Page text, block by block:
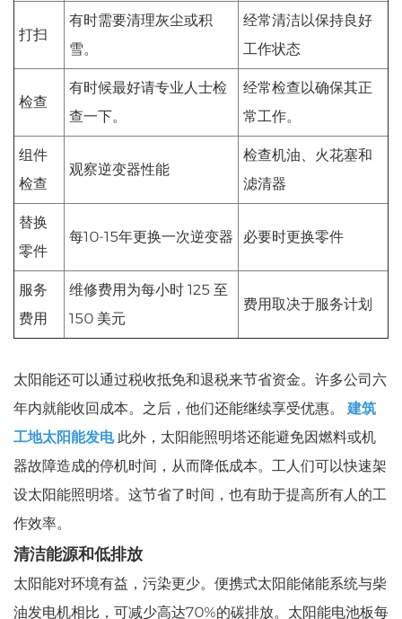
打扫
有时需要清理灰尘或积
雪。
经常清洁以保持良好
工作状态
检查
有时候最好请专业人士检
查一下。
经常检查以确保其正
常工作。
组件
检查
观察逆变器性能
检查机油、火花塞和
滤清器
替换
零件
每10-15年更换一次逆变器 必要时更换零件
服务
费用
维修费用为每小时 125 至
150 美元
费用取决于服务计划
太阳能还可以通过税收抵免和退税来节省资金。许多公司六
年内就能收回成本。之后，他们还能继续享受优惠。 建筑
工地太阳能发电此外，太阳能照明塔还能避免因燃料或机
器故障造成的停机时间，从而降低成本。工人们可以快速架
设太阳能照明塔。这节省了时间，也有助于提高所有人的工
作效率。
清洁能源和低排放
太阳能对环境有益，污染更少。便携式太阳能储能系统与柴
油发电机相比，可减少高达70%的碳排放。太阳能电池板每